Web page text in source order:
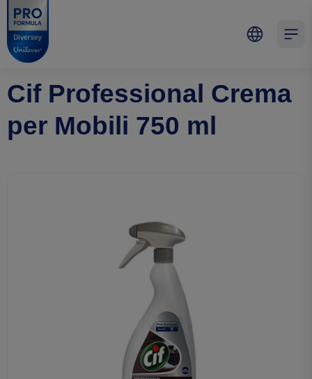
Skip to main content
Skip to navigation
Skip to footer
Pro Formula
Cif Professional Crema
per Mobili 750 ml